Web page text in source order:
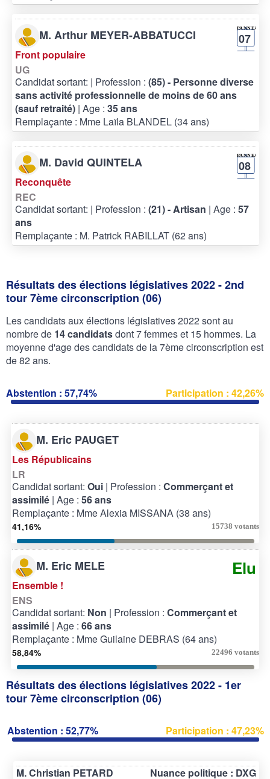
M. Arthur MEYER-ABBATUCCI 07
Front populaire
UG
Candidat sortant: | Profession : (85) - Personne diverse
sans activité professionnelle de moins de 60 ans
(sauf retraité) | Age : 35 ans
Remplaçante : Mme Laïla BLANDEL (34 ans)
M. David QUINTELA 08
Reconquête
REC
Candidat sortant: | Profession : (21) - Artisan | Age : 57
ans
Remplaçante : M. Patrick RABILLAT (62 ans)
Résultats des élections législatives 2022 - 2nd
tour 7ème circonscription (06)
Les candidats aux élections législatives 2022 sont au
nombre de 14 candidatsdont 7 femmes et 15 hommes. La
moyenne d'age des candidats de la 7ème circonscription est
de 82 ans.
Abstention : 57,74% Participation : 42,26%
M. Eric PAUGET
Les Républicains
LR
Candidat sortant: Oui | Profession : Commerçant et
assimilé | Age : 56 ans
Remplaçante : Mme Alexia MISSANA (38 ans)
41,16% 15738 votants
M. Eric MELE Elu
Ensemble !
ENS
Candidat sortant: Non | Profession : Commerçant et
assimilé | Age : 66 ans
Remplaçante : Mme Guilaine DEBRAS (64 ans)
58,84% 22496 votants
Résultats des élections législatives 2022 - 1er
tour 7ème circonscription (06)
Abstention : 52,77% Participation : 47,23%
M. Christian PETARD Nuance politique : DXG